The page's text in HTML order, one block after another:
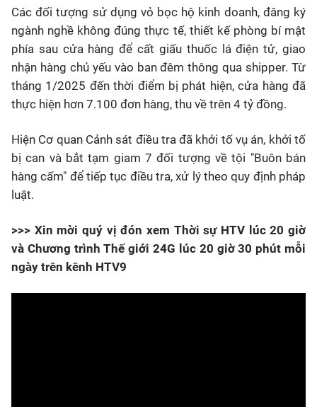
Các đối tượng sử dụng vỏ bọc hộ kinh doanh, đăng ký
ngành nghề không đúng thực tế, thiết kế phòng bí mật
phía sau cửa hàng để cất giấu thuốc lá điện tử, giao
nhận hàng chủ yếu vào ban đêm thông qua shipper. Từ
tháng 1/2025 đến thời điểm bị phát hiện, cửa hàng đã
thực hiện hơn 7.100 đơn hàng, thu về trên 4 tỷ đồng.
Hiện Cơ quan Cảnh sát điều tra đã khởi tố vụ án, khởi tố
bị can và bắt tạm giam 7 đối tượng về tội "Buôn bán
hàng cấm" để tiếp tục điều tra, xử lý theo quy định pháp
luật.
>>> Xin mời quý vị đón xem Thời sự HTV lúc 20 giờ
và Chương trình Thế giới 24G lúc 20 giờ 30 phút mỗi
ngày trên kênh HTV9